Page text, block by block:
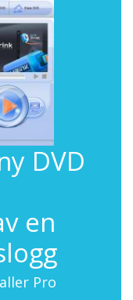
DVD
en
Pro